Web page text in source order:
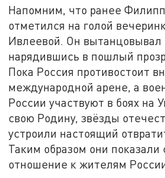
Напомним, что ранее
отметился на голой
Ивлеевой. Он вытанцовывал
нарядившись в пошлый
Пока Россия противостоит
международной арене, а
России участвуют в боях на
свою Родину, звёзды
устроили настоящий
Таким образом они
отношение к жителям